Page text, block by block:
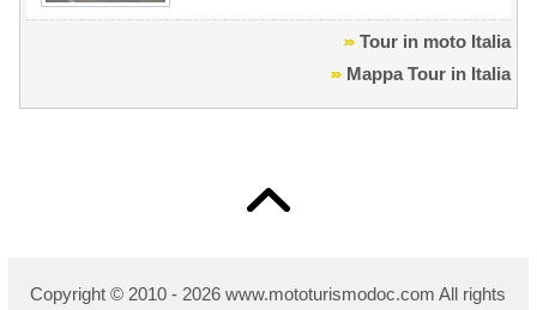
Tour in moto Italia
Mappa Tour in Italia
Copyright © 2010 - 2026 www.mototurismodoc.com All rights